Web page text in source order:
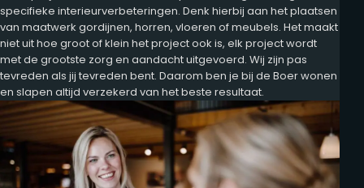
specifieke interieurverbeteringen. Denk hierbij aan het plaatsen
van maatwerk gordijnen, horren, vloeren of meubels. Het maakt
niet uit hoe groot of klein het project ook is, elk project wordt
met de grootste zorg en aandacht uitgevoerd. Wij zijn pas
tevreden als jij tevreden bent. Daarom ben je bij de Boer wonen
en slapen altijd verzekerd van het beste resultaat.